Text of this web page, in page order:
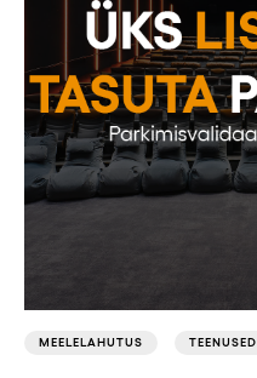
MEELELAHUTUS TEENUSED